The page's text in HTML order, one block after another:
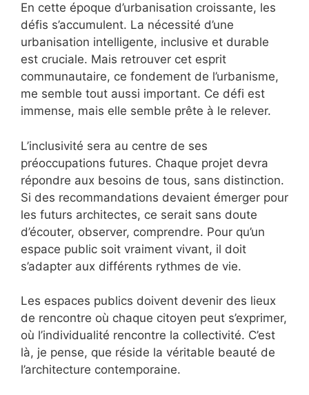
En cette époque d’urbanisation croissante, les
défis s’accumulent. La nécessité d’une
urbanisation intelligente, inclusive et durable
est cruciale. Mais retrouver cet esprit
communautaire, ce fondement de l’urbanisme,
me semble tout aussi important. Ce défi est
immense, mais elle semble prête à le relever.
L’inclusivité sera au centre de ses
préoccupations futures. Chaque projet devra
répondre aux besoins de tous, sans distinction.
Si des recommandations devaient émerger pour
les futurs architectes, ce serait sans doute
d’écouter, observer, comprendre. Pour qu’un
espace public soit vraiment vivant, il doit
s’adapter aux différents rythmes de vie.
Les espaces publics doivent devenir des lieux
de rencontre où chaque citoyen peut s’exprimer,
où l’individualité rencontre la collectivité. C’est
là, je pense, que réside la véritable beauté de
l’architecture contemporaine.